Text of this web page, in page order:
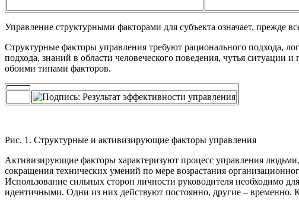
Управление структурными факторами для субъекта означает, прежде
Структурные факторы управления требуют рационального подхода,
подхода, знаний в области человеческого поведения, чутья ситуации
обоими типами факторов.
Рис. 1. Структурные и активизирующие факторы управления
Активизирующие факторы характеризуют процесс управления
сокращения технических умений по мере возрастания
Использование сильных сторон личности руководителя необходимо
идентичными. Одни из них действуют постоянно, другие –